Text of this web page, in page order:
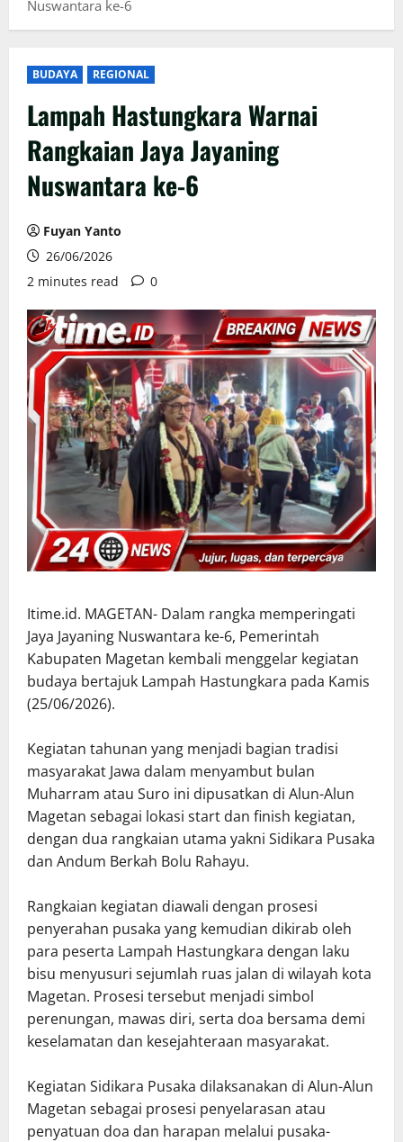
Nuswantara ke-6
BUDAYA REGIONAL
Lampah Hastungkara Warnai
Rangkaian Jaya Jayaning
Nuswantara ke-6
Fuyan Yanto
26/06/2026
2 minutes read
0
Itime.id. MAGETAN- Dalam rangka memperingati
Jaya Jayaning Nuswantara ke-6, Pemerintah
Kabupaten Magetan kembali menggelar kegiatan
budaya bertajuk Lampah Hastungkara pada Kamis
(25/06/2026).
Kegiatan tahunan yang menjadi bagian tradisi
masyarakat Jawa dalam menyambut bulan
Muharram atau Suro ini dipusatkan di Alun-Alun
Magetan sebagai lokasi start dan finish kegiatan,
dengan dua rangkaian utama yakni Sidikara Pusaka
dan Andum Berkah Bolu Rahayu.
Rangkaian kegiatan diawali dengan prosesi
penyerahan pusaka yang kemudian dikirab oleh
para peserta Lampah Hastungkara dengan laku
bisu menyusuri sejumlah ruas jalan di wilayah kota
Magetan. Prosesi tersebut menjadi simbol
perenungan, mawas diri, serta doa bersama demi
keselamatan dan kesejahteraan masyarakat.
Kegiatan Sidikara Pusaka dilaksanakan di Alun-Alun
Magetan sebagai prosesi penyelarasan atau
penyatuan doa dan harapan melalui pusaka-